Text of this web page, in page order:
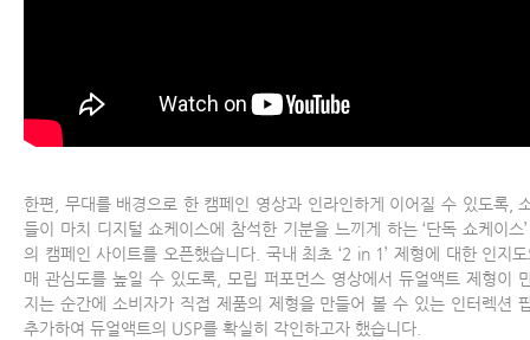
한편, 무대를 배경으로 한 캠페인 영상과 인라인하게 이어질 수 있도록,
들이 마치 디지털 쇼케이스에 참석한 기분을 느끼게 하는 ‘단독 쇼케이스
의 캠페인 사이트를 오픈했습니다. 국내 최초 ‘2 in 1’ 제형에 대한 인지
매 관심도를 높일 수 있도록, 모립 퍼포먼스 영상에서 듀얼액트 제형이
지는 순간에 소비자가 직접 제품의 제형을 만들어 볼 수 있는 인터렉션
추가하여 듀얼액트의 USP를 확실히 각인하고자 했습니다.